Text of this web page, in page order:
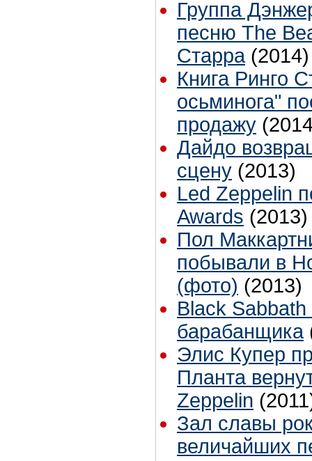
Группа
песню The
Старра (2014)
Книга Ринго
осьминога"
продажу
Дайдо
сцену (2013)
Led Zeppelin
Awards (2013)
Пол
побывали в
(фото) (2013)
Black Sabbath
барабанщика
Элис Купер
Планта
Zeppelin
Зал славы
величайших